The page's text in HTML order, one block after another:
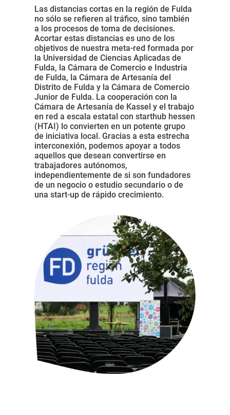
Las distancias cortas en la región de Fulda
no sólo se refieren al tráfico, sino también
a los procesos de toma de decisiones.
Acortar estas distancias es uno de los
objetivos de nuestra meta-red formada por
la Universidad de Ciencias Aplicadas de
Fulda, la Cámara de Comercio e Industria
de Fulda, la Cámara de Artesanía del
Distrito de Fulda y la Cámara de Comercio
Junior de Fulda. La cooperación con la
Cámara de Artesanía de Kassel y el trabajo
en red a escala estatal con starthub hessen
(HTAI) lo convierten en un potente grupo
de iniciativa local. Gracias a esta estrecha
interconexión, podemos apoyar a todos
aquellos que desean convertirse en
trabajadores autónomos,
independientemente de si son fundadores
de un negocio o estudio secundario o de
una start-up de rápido crecimiento.